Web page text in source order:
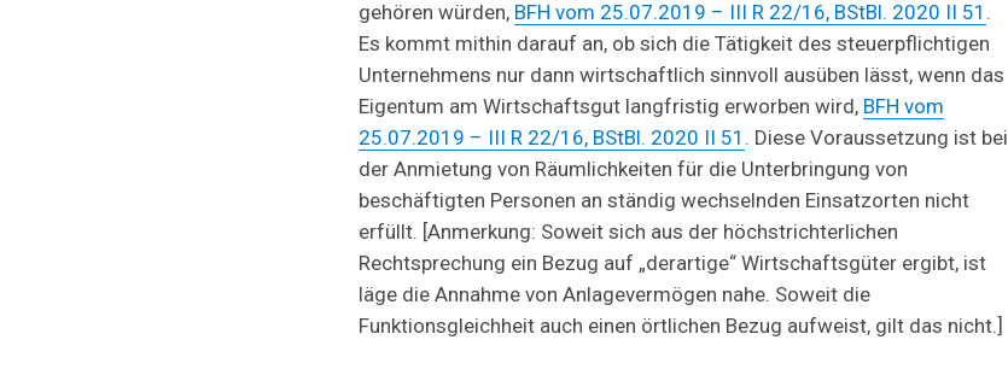
gehören würden, BFH vom 25.07.2019 – III R 22/16, BStBl. 2020 II 51 .
Es kommt mithin darauf an, ob sich die Tätigkeit des steuerpflichtigen
Unternehmens nur dann wirtschaftlich sinnvoll ausüben lässt, wenn das
Eigentum am Wirtschaftsgut langfristig erworben wird, BFH vom
25.07.2019 – III R 22/16, BStBl. 2020 II 51 . Diese Voraussetzung ist bei
der Anmietung von Räumlichkeiten für die Unterbringung von
beschäftigten Personen an ständig wechselnden Einsatzorten nicht
erfüllt. [Anmerkung: Soweit sich aus der höchstrichterlichen
Rechtsprechung ein Bezug auf „derartige“ Wirtschaftsgüter ergibt, ist
läge die Annahme von Anlagevermögen nahe. Soweit die
Funktionsgleichheit auch einen örtlichen Bezug aufweist, gilt das nicht.]